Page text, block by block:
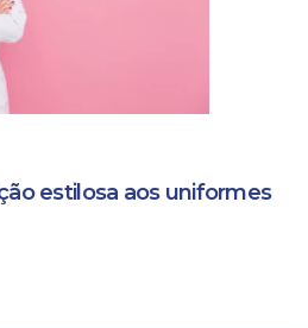
estilosa aos uniformes